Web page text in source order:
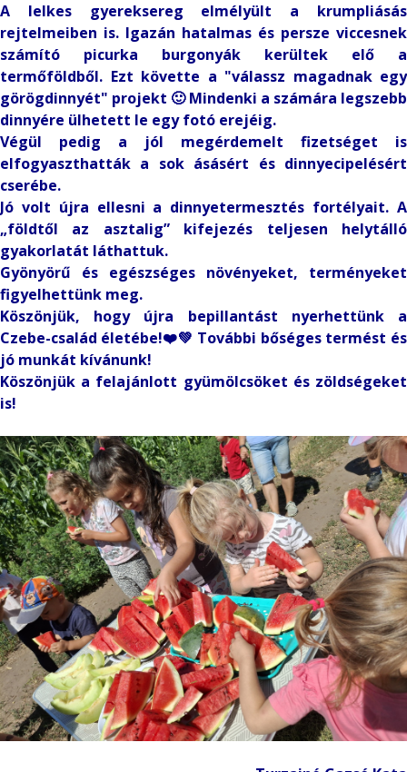
A lelkes gyereksereg elmélyült a krumpliásás
rejtelmeiben is. Igazán hatalmas és persze viccesnek
számító picurka burgonyák kerültek elő a
termőföldből. Ezt követte a "válassz magadnak egy
görögdinnyét" projekt 🙂 Mindenki a számára legszebb
dinnyére ülhetett le egy fotó erejéig.
Végül pedig a jól megérdemelt fizetséget is
elfogyaszthatták a sok ásásért és dinnyecipelésért
cserébe.
Jó volt újra ellesni a dinnyetermesztés fortélyait. A
„földtől az asztalig” kifejezés teljesen helytálló
gyakorlatát láthattuk.
Gyönyörű és egészséges növényeket, terményeket
figyelhettünk meg.
Köszönjük, hogy újra bepillantást nyerhettünk a
Czebe-család életébe!❤️💚 További bőséges termést és
jó munkát kívánunk!
Köszönjük a felajánlott gyümölcsöket és zöldségeket
is!